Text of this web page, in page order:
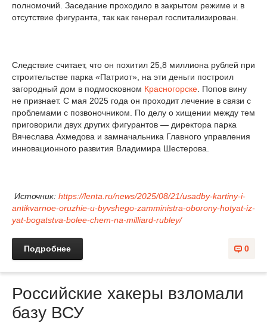
полномочий. Заседание проходило в закрытом режиме и в
отсутствие фигуранта, так как генерал госпитализирован.
Следствие считает, что он похитил 25,8 миллиона рублей при
строительстве парка «Патриот», на эти деньги построил
загородный дом в подмосковном Красногорске . Попов вину
не признает. С мая 2025 года он проходит лечение в связи с
проблемами с позвоночником. По делу о хищении между тем
приговорили двух других фигурантов — директора парка
Вячеслава Ахмедова и замначальника Главного управления
инновационного развития Владимира Шестерова.
Источник: https://lenta.ru/news/2025/08/21/usadby-kartiny-i-
antikvarnoe-oruzhie-u-byvshego-zamministra-oborony-hotyat-iz-
yat-bogatstva-bolee-chem-na-milliard-rubley/
0
Подробнее
Российские хакеры взломали
базу ВСУ